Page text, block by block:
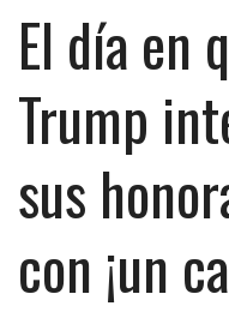
El día en
Trump
sus
con ¡un